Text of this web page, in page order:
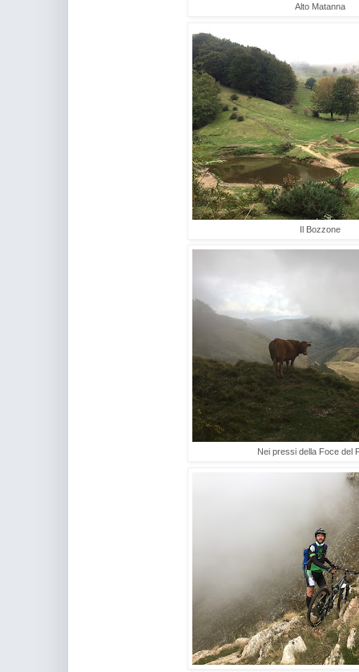
Alto Matanna
Il Bozzone
Nei pressi della Foce del